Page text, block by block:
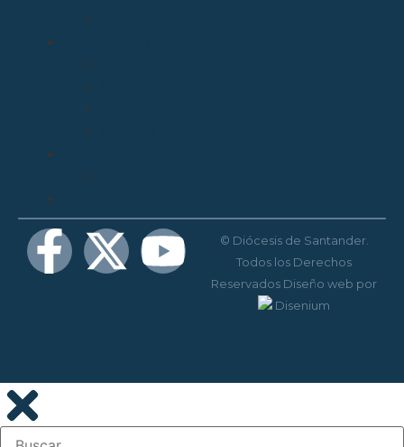
© Diócesis de Santander.
Todos los Derechos
Reservados Diseño web por
Disenium